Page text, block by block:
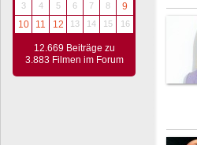
3
4 5 6 7 8
9
10
11 12 13 14 15 16
12.669 Beiträge zu
3.883 Filmen im Forum